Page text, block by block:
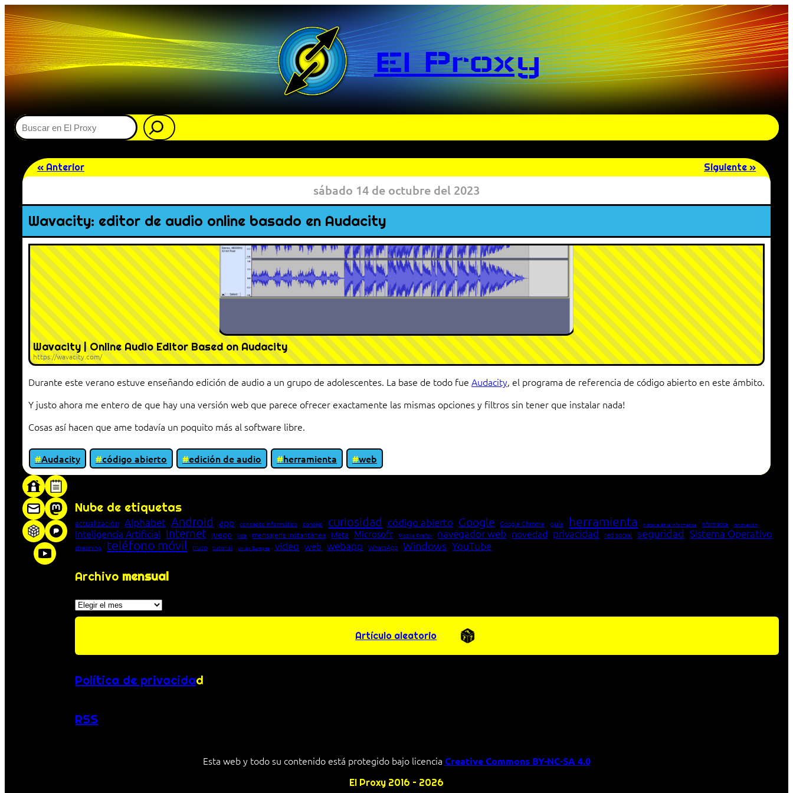
El Proxy
Buscar
« Anterior Siguiente »
sábado 14 de octubre del 2023
Wavacity: editor de audio online basado en Audacity
Wavacity | Online Audio Editor Based on Audacity
https://wavacity.com/
Durante este verano estuve enseñando edición de audio a un grupo de adolescentes. La base de todo fue Audacity, el programa de referencia de código abierto en este ámbito.
Y justo ahora me entero de que hay una versión web que parece ofrecer exactamente las mismas opciones y filtros sin tener que instalar nada!
Cosas así hacen que ame todavía un poquito más al software libre.
Audacity código abierto edición de audio herramienta
web
Nube de etiquetas
actualización Alphabet Android app concepto informático consejo curiosidad código abierto Google Google Chrome guía herramienta historia de la Informática Informática innovación
Inteligencia Artificial Internet juego lista mensajería instantánea Meta Microsoft Mozilla Firefox navegador web novedad privacidad red social seguridad Sistema Operativo
streaming teléfono móvil truco tutorial Unión Europea vídeo web webapp WhatsApp Windows YouTube
Archivo mensual
Archivos
Artículo aleatorio
Política de privacidad
RSS
Esta web y todo su contenido está protegido bajo licencia Creative Commons BY-NC-SA 4.0
El Proxy 2016 – 2026